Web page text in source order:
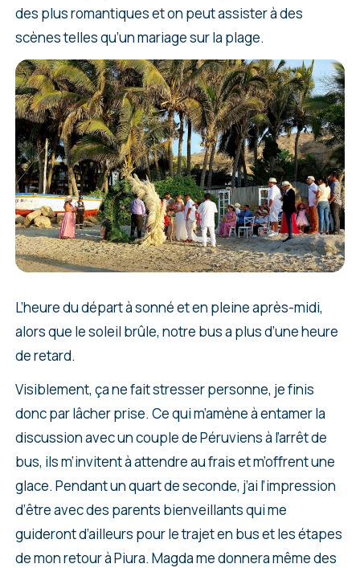
des plus romantiques et on peut assister à des
scènes telles qu’un mariage sur la plage.
L’heure du départ à sonné et en pleine après-midi,
alors que le soleil brûle, notre bus a plus d’une heure
de retard.
Visiblement, ça ne fait stresser personne, je finis
donc par lâcher prise. Ce qui m’amène à entamer la
discussion avec un couple de Péruviens à l’arrêt de
bus, ils m’invitent à attendre au frais et m’offrent une
glace. Pendant un quart de seconde, j’ai l’impression
d’être avec des parents bienveillants qui me
guideront d’ailleurs pour le trajet en bus et les étapes
de mon retour à Piura. Magda me donnera même des